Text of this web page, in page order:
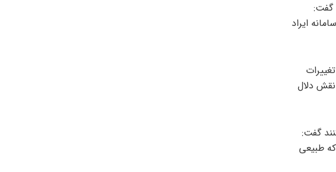
گفت:
ایراد
نقش دلال
گفت:
طبیعی